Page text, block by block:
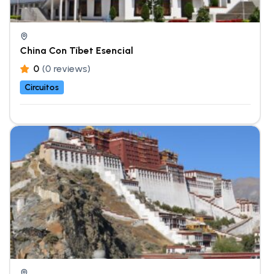
China Con Tíbet Esencial
0 (0 reviews)
Circuitos